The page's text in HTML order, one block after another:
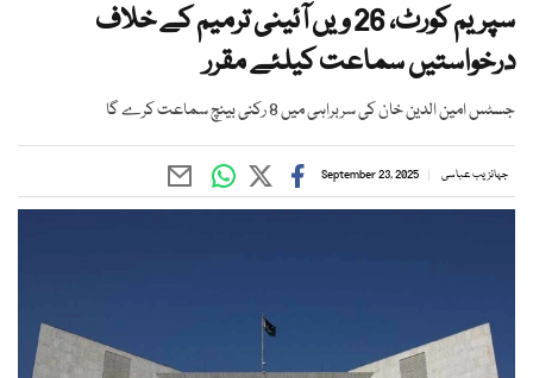
سپریم کورٹ، 26 ویں آئینی ترمیم کے خلاف
درخواستیں سماعت کیلئے مقرر
جسٹس امین الدین خان کی سربراہی میں 8 رکنی بینچ سماعت کرے گا
جہانزیب عباسی September 23, 2025